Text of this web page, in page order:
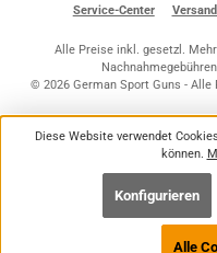
Service-Center
Alle Preise inkl. gesetzl.
© 2026 German Sport Guns - Alle
Diese Website verwendet
können.
Konfigurieren
Alle